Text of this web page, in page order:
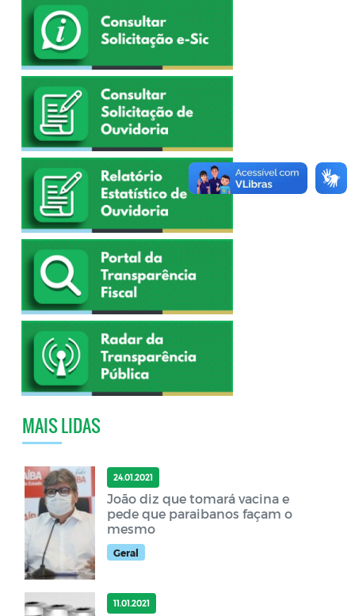
MAIS LIDAS
24.01.2021
João diz que tomará vacina e
pede que paraibanos façam o
mesmo
Geral
11.01.2021